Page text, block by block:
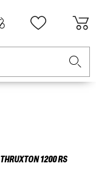
THRUXTON 1200 RS